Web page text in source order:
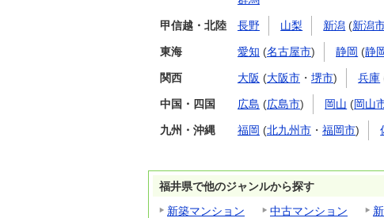
甲信越・北陸 長野 山梨 新潟 (新潟
東海 愛知 (名古屋市) 静岡 (静
関西 大阪 (大阪市 ・ 堺市) 兵庫
中国・四国 広島 (広島市) 岡山 (岡山
九州・沖縄 福岡 (北九州市 ・ 福岡市)
福井県で他のジャンルから探す
新築マンション
中古マンション